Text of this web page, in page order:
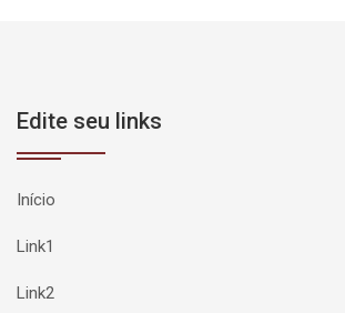
Edite seu links
Início
Link1
Link2